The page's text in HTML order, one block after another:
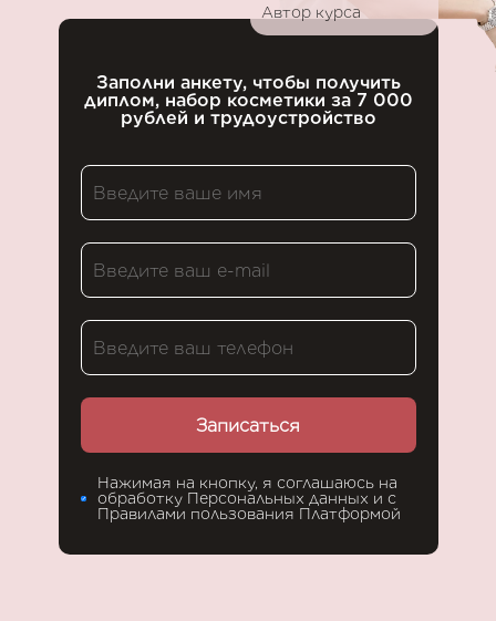
Заполни анкету, чтобы получить
диплом, набор косметики за 7 000
рублей и трудоустройство
Записаться
Нажимая на кнопку, я соглашаюсь на
обработку Персональных данных и с
Правилами пользования Платформой
Автор курса